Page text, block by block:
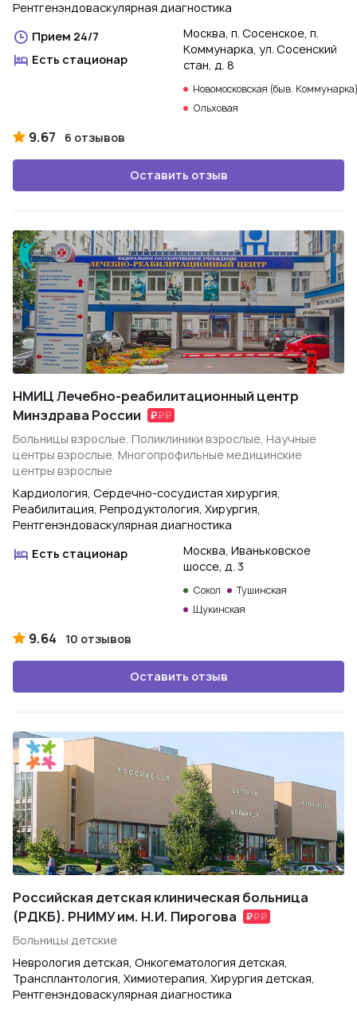
Рентгенэндоваскулярная диагностика
Прием 24/7
Есть стационар
Москва, п. Сосенское, п.
Коммунарка, ул. Сосенский
стан, д. 8
Новомосковская (быв.
Ольховая
9.67 6 отзывов
Оставить отзыв
НМИЦ Лечебно-реабилитационный центр
Минздрава России
Больницы взрослые, Поликлиники взрослые, Научные
центры взрослые, Многопрофильные медицинские
центры взрослые
Кардиология, Сердечно-сосудистая хирургия,
Реабилитация, Репродуктология, Хирургия,
Рентгенэндоваскулярная диагностика
Есть стационар
Москва, Иваньковское
шоссе, д. 3
Сокол
Тушинская
Щукинская
9.64 10 отзывов
Оставить отзыв
Российская детская клиническая больница
(РДКБ). РНИМУ им. Н.И. Пирогова
Больницы детские
Неврология детская, Онкогематология детская,
Трансплантология, Химиотерапия, Хирургия детская,
Рентгенэндоваскулярная диагностика